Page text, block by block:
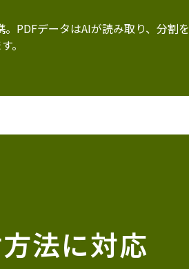
PDFデータはAIが読み取り、分割を
。
法に対応